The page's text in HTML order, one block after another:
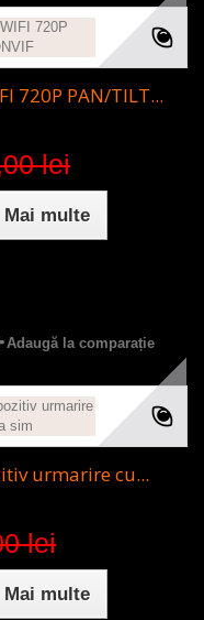
720P PAN/TILT...
lei
Mai multe
Adaugă la comparație
urmarire cu...
lei
Mai multe